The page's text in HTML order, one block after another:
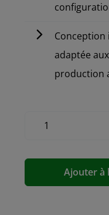
adaptée
production
Ajouter à